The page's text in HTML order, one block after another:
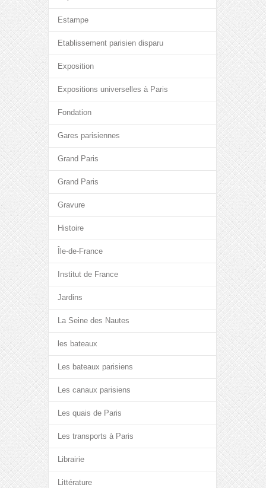
Estampe
Etablissement parisien disparu
Exposition
Expositions universelles à Paris
Fondation
Gares parisiennes
Grand Paris
Grand Paris
Gravure
Histoire
Île-de-France
Institut de France
Jardins
La Seine des Nautes
les bateaux
Les bateaux parisiens
Les canaux parisiens
Les quais de Paris
Les transports à Paris
Librairie
Littérature